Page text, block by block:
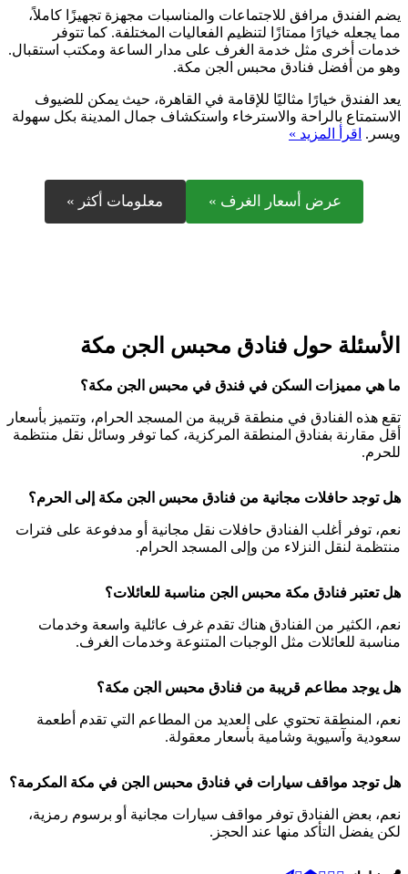
يضم الفندق مرافق للاجتماعات والمناسبات مجهزة تجهيزًا كاملاً،
مما يجعله خيارًا ممتازًا لتنظيم الفعاليات المختلفة. كما تتوفر
خدمات أخرى مثل خدمة الغرف على مدار الساعة ومكتب استقبال.
وهو من أفضل فنادق محبس الجن مكة.
يعد الفندق خيارًا مثاليًا للإقامة في القاهرة، حيث يمكن للضيوف
الاستمتاع بالراحة والاسترخاء واستكشاف جمال المدينة بكل سهولة
ويسر. اقرأ المزيد »
عرض أسعار الغرف » معلومات أكثر »
الأسئلة حول فنادق محبس الجن مكة
ما هي مميزات السكن في فندق في محبس الجن مكة؟
تقع هذه الفنادق في منطقة قريبة من المسجد الحرام، وتتميز بأسعار
أقل مقارنة بفنادق المنطقة المركزية، كما توفر وسائل نقل منتظمة
للحرم.
هل توجد حافلات مجانية من فنادق محبس الجن مكة إلى الحرم؟
نعم، توفر أغلب الفنادق حافلات نقل مجانية أو مدفوعة على فترات
منتظمة لنقل النزلاء من وإلى المسجد الحرام.
هل تعتبر فنادق مكة محبس الجن مناسبة للعائلات؟
نعم، الكثير من الفنادق هناك تقدم غرف عائلية واسعة وخدمات
مناسبة للعائلات مثل الوجبات المتنوعة وخدمات الغرف.
هل يوجد مطاعم قريبة من فنادق محبس الجن مكة؟
نعم، المنطقة تحتوي على العديد من المطاعم التي تقدم أطعمة
سعودية وآسيوية وشامية بأسعار معقولة.
هل توجد مواقف سيارات في فنادق محبس الجن في مكة المكرمة؟
نعم، بعض الفنادق توفر مواقف سيارات مجانية أو برسوم رمزية،
لكن يفضل التأكد منها عند الحجز.